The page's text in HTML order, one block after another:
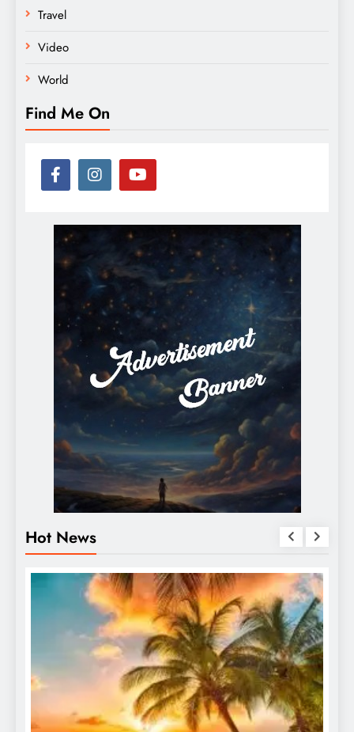
Travel
Video
World
Find Me On
Hot News